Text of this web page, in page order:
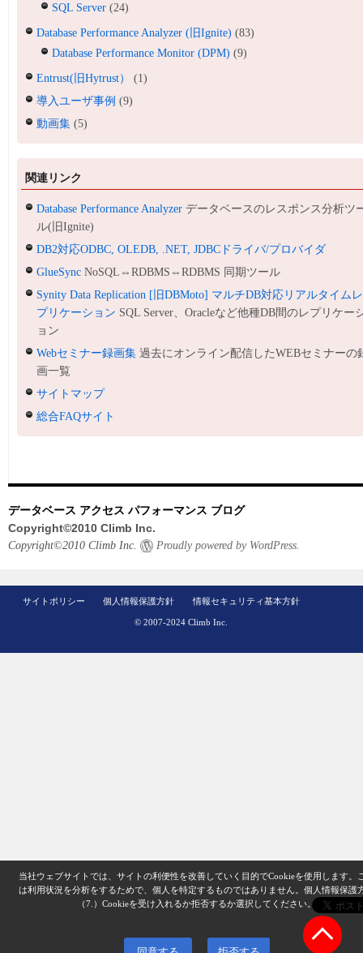
SQL Server (24)
Database Performance Analyzer (旧Ignite) (83)
Database Performance Monitor (DPM) (9)
Entrust(旧Hytrust）
(1)
導入ユーザ事例 (9)
動画集 (5)
関連リンク
Database Performance Analyzer データベースのレスポンス分析ツ
ル(旧Ignite)
DB2対応ODBC, OLEDB, .NET, JDBCドライバ/プロバイダ
GlueSync NoSQL⇔RDBMS⇔RDBMS 同期ツール
Synity Data Replication [旧DBMoto] マルチDB対応リアルタイムレ
プリケーション SQL Server、Oracleなど他種DB間のレプリケー
ョン
Webセミナー録画集 過去にオンライン配信したWEBセミナーの
画一覧
サイトマップ
総合FAQサイト
データベース アクセス パフォーマンス ブログ
Copyright©2010 Climb Inc.
Copyright©2010 Climb Inc. Proudly powered by WordPress.
サイトポリシー 個人情報保護方針 情報セキュリティ基本方針
© 2007-2024 Climb Inc.
当社ウェブサイトでは、サイトの利便性を改善していく目的でCookieを使用します。
は利用状況を分析をするためで、個人を特定するものではありません。 個人情報保護
（7.）Cookieを受け入れるか拒否するか選択してください。